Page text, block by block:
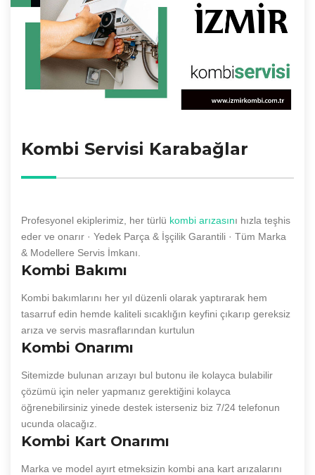
Kombi Servisi Karabağlar
Profesyonel ekiplerimiz, her türlü kombi arızasını hızla teşhis
eder ve onarır · Yedek Parça & İşçilik Garantili · Tüm Marka
& Modellere Servis İmkanı.
Kombi Bakımı
Kombi bakımlarını her yıl düzenli olarak yaptırarak hem
tasarruf edin hemde kaliteli sıcaklığın keyfini çıkarıp gereksiz
arıza ve servis masraflarından kurtulun
Kombi Onarımı
Sitemizde bulunan arızayı bul butonu ile kolayca bulabilir
çözümü için neler yapmanız gerektiğini kolayca
öğrenebilirsiniz yinede destek isterseniz biz 7/24 telefonun
ucunda olacağız.
Kombi Kart Onarımı
Marka ve model ayırt etmeksizin kombi ana kart arızalarını